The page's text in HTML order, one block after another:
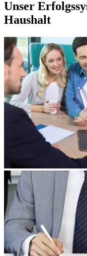
Unser
Haushalt